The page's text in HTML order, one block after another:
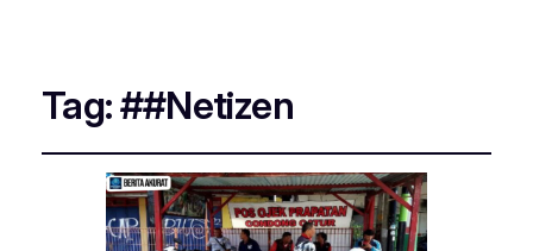
Tag:##Netizen